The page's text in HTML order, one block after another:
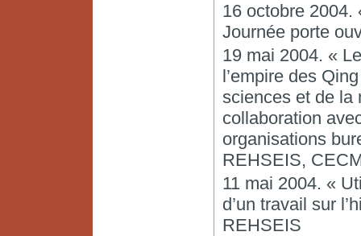
16 octobre 2004.
Journée porte
19 mai 2004. «
l’empire des
sciences et de la
collaboration
organisations
REHSEIS,
11 mai 2004. «
d’un travail sur
REHSEIS